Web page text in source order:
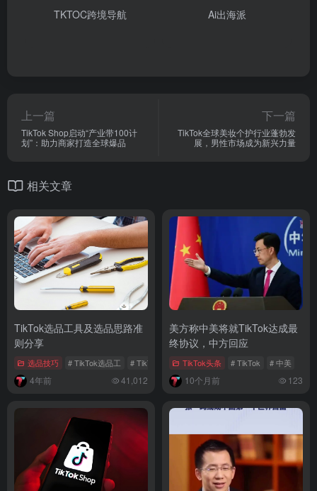
TKTOC跨境导航 Ai出海派
上一篇
TikTok Shop启动“产业带100计
划”：助力商家打造全球爆品
下一篇
TikTok全球美妆个护行业蓬勃发
展，男性市场成为新兴力量
相关文章
TikTok选品工具及选品思路准
则分享
选品技巧 # TikTok选品工 # TikTok选品工具 # TikTok选品思路
4年前 41,012
美方称中美将就TikTok达成最
终协议，中方回应
TikTok头条 # TikTok # 中美
10个月前 123